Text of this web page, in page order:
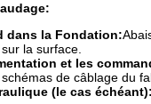
dans la Fondation:
la surface.
et les
de câblage du
(le cas échéant):